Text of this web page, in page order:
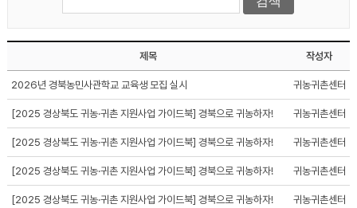
제목 작성자
2026년 경북농민사관학교 교육생 모집 실시 귀농귀촌센터
[2025 경상북도 귀농·귀촌 지원사업 가이드북] 경북으로 귀농하자! 귀농귀촌센터
[2025 경상북도 귀농·귀촌 지원사업 가이드북] 경북으로 귀농하자! 귀농귀촌센터
[2025 경상북도 귀농·귀촌 지원사업 가이드북] 경북으로 귀농하자! 귀농귀촌센터
[2025 경상북도 귀농·귀촌 지원사업 가이드북] 경북으로 귀농하자! 귀농귀촌센터